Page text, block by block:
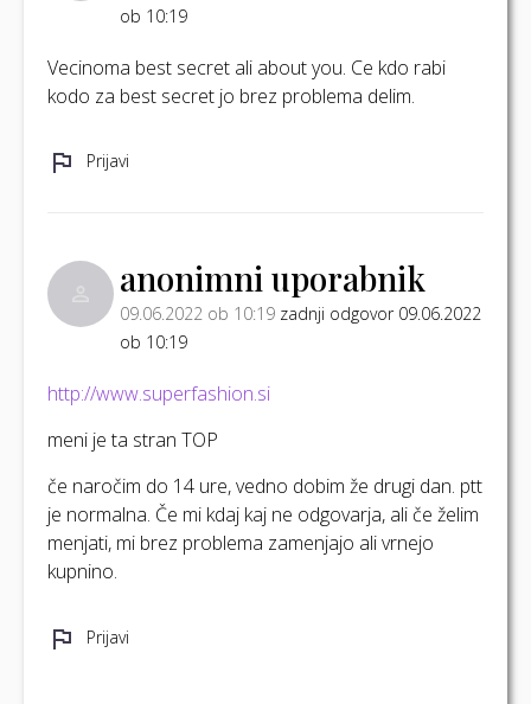
ob 10:19
Vecinoma best secret ali about you. Ce kdo rabi
kodo za best secret jo brez problema delim.
Prijavi
anonimni uporabnik
09.06.2022 ob 10:19 zadnji odgovor 09.06.2022
ob 10:19
http://www.superfashion.si
meni je ta stran TOP
če naročim do 14 ure, vedno dobim že drugi dan. ptt
je normalna. Če mi kdaj kaj ne odgovarja, ali če želim
menjati, mi brez problema zamenjajo ali vrnejo
kupnino.
Prijavi